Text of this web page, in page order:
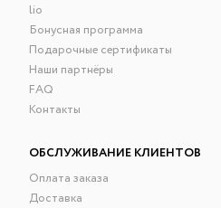
lio
Бонусная программа
Подарочные сертификаты
Наши партнёры
FAQ
Контакты
ОБСЛУЖИВАНИЕ КЛИЕНТОВ
Оплата заказа
Доставка